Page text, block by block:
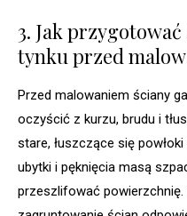
3. Jak
tynku przed
Przed malowaniem ściany
oczyścić z kurzu, brudu i
stare, łuszczące się
ubytki i pęknięcia masą
przeszlifować